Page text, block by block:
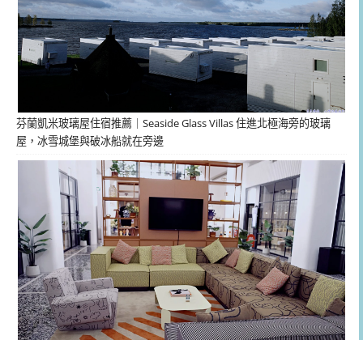
芬蘭凱米玻璃屋住宿推薦｜Seaside Glass Villas 住進北極海旁的玻璃
屋，冰雪城堡與破冰船就在旁邊